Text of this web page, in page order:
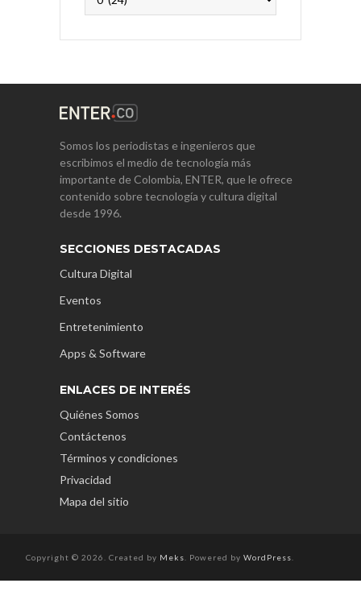
Somos los periodistas e ingenieros que
escribimos el medio de tecnología más
importante de Colombia, ENTER, que le ofrece
contenido sobre tecnología y cultura digital
desde 1996.
SECCIONES DESTACADAS
Cultura Digital
Eventos
Entretenimiento
Apps & Software
ENLACES DE INTERÉS
Quiénes Somos
Contáctenos
Términos y condiciones
Privacidad
Mapa del sitio
Copyright © 2026. Created by Meks . Powered by WordPress